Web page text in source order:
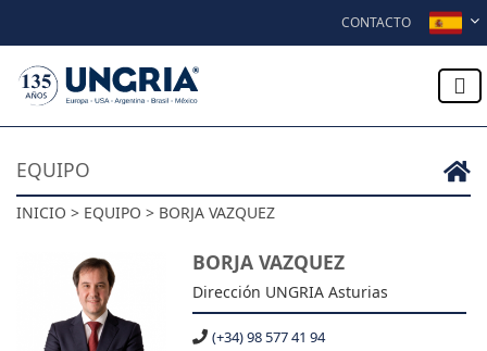
CONTACTO
EQUIPO
INICIO > EQUIPO > BORJA VAZQUEZ
BORJA VAZQUEZ
Dirección UNGRIA Asturias
(+34) 98 577 41 94